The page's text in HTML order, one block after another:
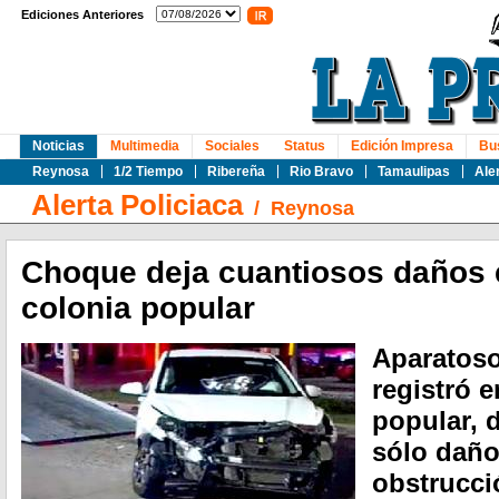
Ediciones Anteriores
Noticias
Reynosa
1/2 Tiempo Ribereña Rio Bravo Tamaulipas
Multimedia Sociales Status Edición Impresa
Alerta Policiaca/ Reynosa
Choque deja cuantiosos daños
colonia popular
registró
popular,
sólo